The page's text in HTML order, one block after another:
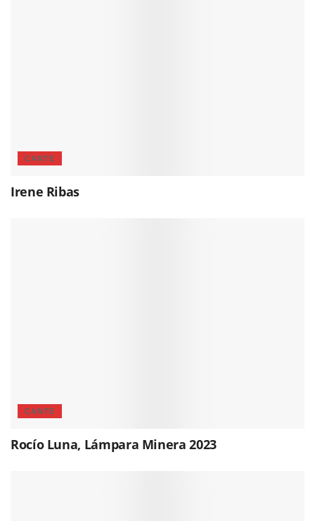
CANTE
Irene Ribas
CANTE
Rocío Luna, Lámpara Minera 2023